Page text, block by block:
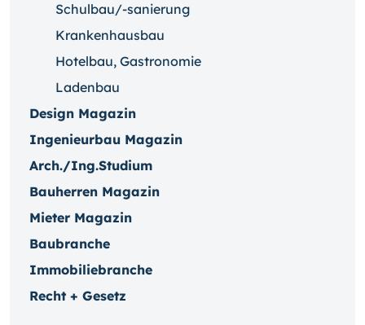
Schulbau/-sanierung
Krankenhausbau
Hotelbau, Gastronomie
Ladenbau
Design Magazin
Ingenieurbau Magazin
Arch./Ing.Studium
Bauherren Magazin
Mieter Magazin
Baubranche
Immobiliebranche
Recht + Gesetz